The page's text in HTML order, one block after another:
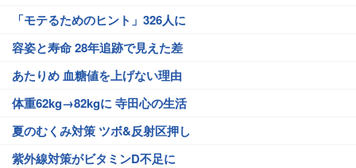
「モテるためのヒント」326人に
容姿と寿命 28年追跡で見えた差
あたりめ 血糖値を上げない理由
体重62kg→82kgに 寺田心の生活
夏のむくみ対策 ツボ&反射区押し
紫外線対策がビタミンD不足に